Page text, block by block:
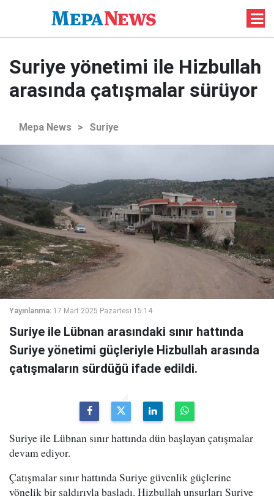
Suriye yönetimi ile Hizbullah
arasında çatışmalar sürüyor
Mepa News > Suriye
Yayınlanma: 17 Mart 2025 Pazartesi 15:14
Suriye ile Lübnan arasındaki sınır hattında
Suriye yönetimi güçleriyle Hizbullah arasında
çatışmaların sürdüğü ifade edildi.
Suriye ile Lübnan sınır hattında dün başlayan çatışmalar
devam ediyor.
Çatışmalar sınır hattında Suriye güvenlik güçlerine
yönelik bir saldırıyla başladı. Hizbullah unsurları Suriye